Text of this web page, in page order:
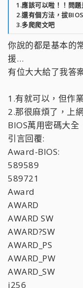
1.應該可以啦！！問題
2.還有個方法，拔
3.多爬爬文吧
你說的都是基本的
援…
有位大大給了我答
1.有就可以，但作
2.那很麻煩了，上
BIOS萬用密碼大全
引言回覆:
Award-BIOS:
589589
589721
Award
AWARD
AWARD SW
AWARD?SW
AWARD_PS
AWARD_PW
AWARD_SW
j256